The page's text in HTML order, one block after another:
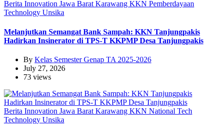
Berita Innovation Jawa Barat Karawang KKN Pemberdayaan
Technology Unsika
Melanjutkan Semangat Bank Sampah: KKN Tanjungpakis
Hadirkan Insinerator di TPS-T KKPMP Desa Tanjungpakis
By Kelas Semester Genap TA 2025-2026
July 27, 2026
73 views
Berita Innovation Jawa Barat Karawang KKN National Tech
Technology Unsika